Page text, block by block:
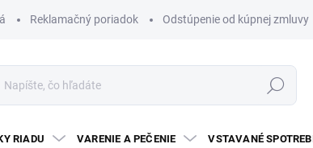
Reklamačný poriadok Odstúpenie od kúpnej zmluvy
Hľadať
RIADU VARENIE A PEČENIE VSTAVANÉ